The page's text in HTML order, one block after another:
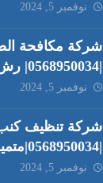
نوفمبر 5, 2024
شركة مكافحة
|0568950034| رش حشرات
نوفمبر 5, 2024
شركة تنظيف
|0568950034|متميزون
نوفمبر 5, 2024